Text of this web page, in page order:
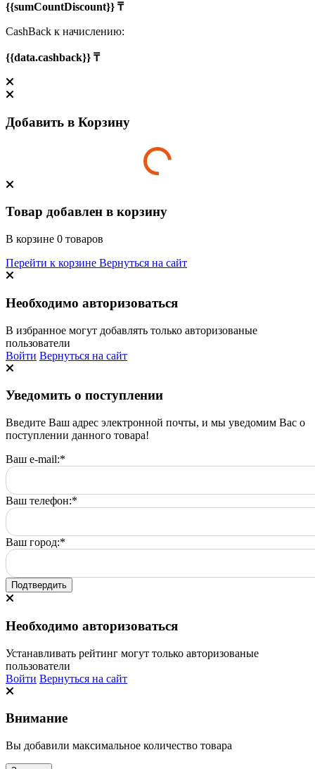
{{sumCountDiscount}} ₸
CashBack к начислению:
{{data.cashback}} ₸
Добавить в Корзину
Товар добавлен в корзину
В корзине 0 товаров
Перейти к корзине Вернуться на сайт
Необходимо авторизоваться
В избранное могут добавлять только авторизованые
пользователи
Войти Вернуться на сайт
Уведомить о поступлении
Введите Ваш адрес электронной почты, и мы уведомим Вас о
поступлении данного товара!
Ваш e-mail:*
Ваш телефон:*
Ваш город:*
Подтвердить
Необходимо авторизоваться
Устанавливать рейтинг могут только авторизованые
пользователи
Войти Вернуться на сайт
Внимание
Вы добавили максимальное количество товара